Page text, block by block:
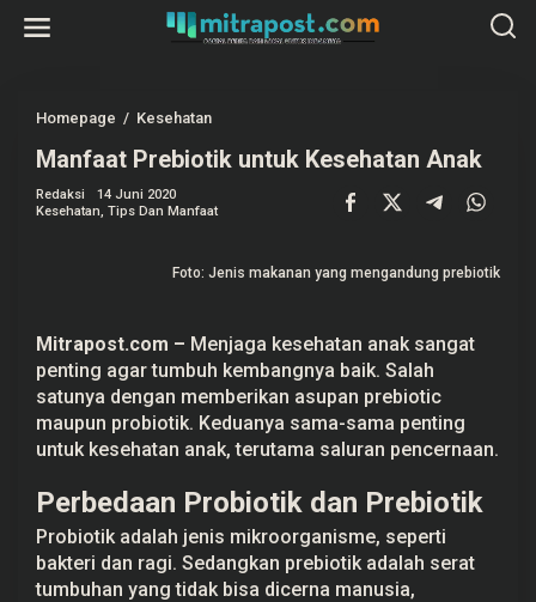
Homepage / Kesehatan
n
f
a
e
t
i
u
n
t
u
K
e
s
e
h
a
Manfaat Prebiotik untuk Kesehatan Anak
Redaksi
14 Juni 2020
Kesehatan, Tips Dan Manfaat
Foto: Jenis makanan yang mengandung prebiotik
Mitrapost.com – Menjaga kesehatan anak sangat
penting agar tumbuh kembangnya baik. Salah
satunya dengan memberikan asupan prebiotic
maupun probiotik. Keduanya sama-sama penting
untuk kesehatan anak, terutama saluran pencernaan.
Perbedaan Probiotik dan Prebiotik
Probiotik adalah jenis mikroorganisme, seperti
bakteri dan ragi. Sedangkan prebiotik adalah serat
tumbuhan yang tidak bisa dicerna manusia,